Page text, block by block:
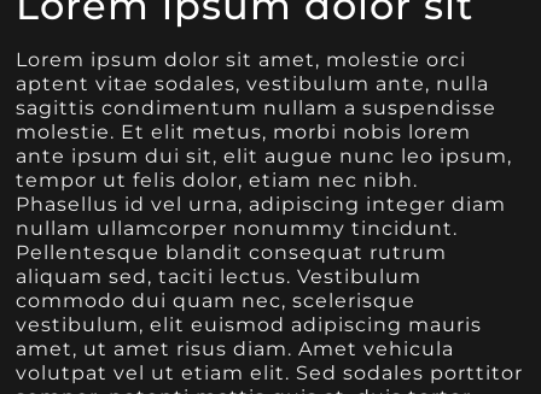
Lorem ipsum dolor sit amet, molestie orci
aptent vitae sodales, vestibulum ante, nulla
sagittis condimentum nullam a suspendisse
molestie. Et elit metus, morbi nobis lorem
ante ipsum dui sit, elit augue nunc leo ipsum,
tempor ut felis dolor, etiam nec nibh.
Phasellus id vel urna, adipiscing integer diam
nullam ullamcorper nonummy tincidunt.
Pellentesque blandit consequat rutrum
aliquam sed, taciti lectus. Vestibulum
commodo dui quam nec, scelerisque
vestibulum, elit euismod adipiscing mauris
amet, ut amet risus diam. Amet vehicula
volutpat vel ut etiam elit. Sed sodales porttitor